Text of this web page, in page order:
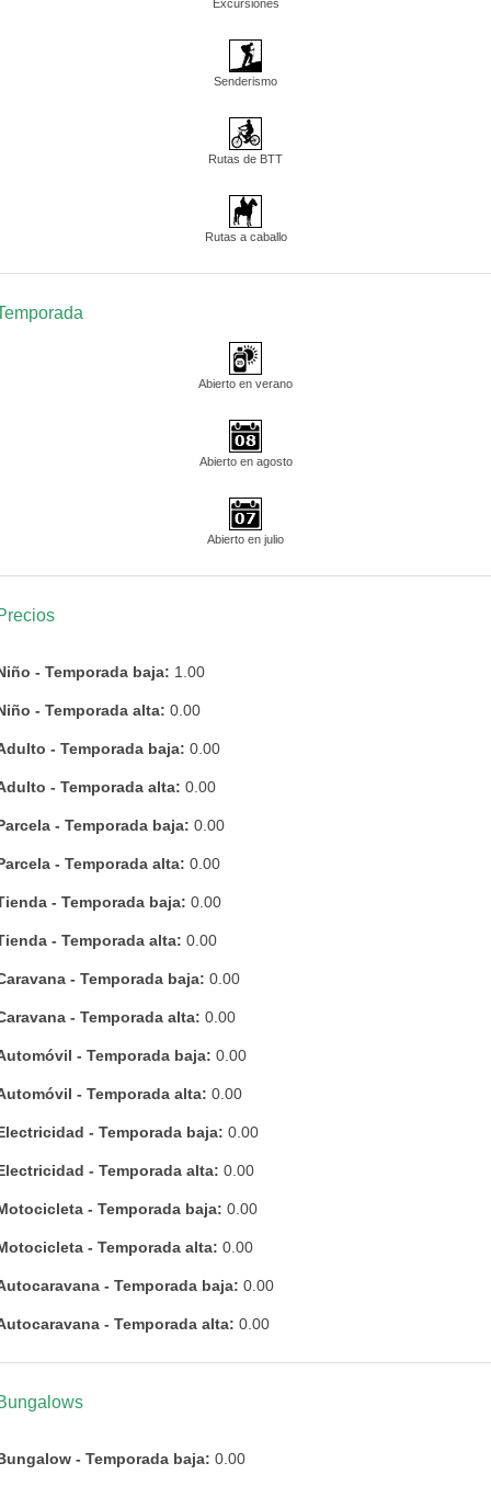
Excursiones
Senderismo
Rutas de BTT
Rutas a caballo
Abierto en verano
Abierto en agosto
Abierto en julio
- Temporada baja: 1.00
- Temporada alta: 0.00
- Temporada baja: 0.00
- Temporada alta: 0.00
- Temporada baja: 0.00
- Temporada alta: 0.00
- Temporada baja: 0.00
- Temporada alta: 0.00
- Temporada baja: 0.00
- Temporada alta: 0.00
- Temporada baja: 0.00
- Temporada alta: 0.00
- Temporada baja: 0.00
- Temporada alta: 0.00
- Temporada baja: 0.00
- Temporada alta: 0.00
- Temporada baja: 0.00
- Temporada alta: 0.00
- Temporada baja: 0.00